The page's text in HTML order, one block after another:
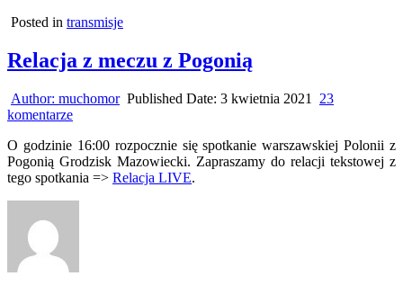
Posted in transmisje
Relacja z meczu z Pogonią
Author: muchomor Published Date: 3 kwietnia 2021
23
komentarzedo
meczu
z
O godzinie 16:00 rozpocznie się spotkanie warszawskiej Polonii z
Pogonią Grodzisk Mazowiecki. Zapraszamy do relacji tekstowej z
tego spotkania => Relacja LIVE.